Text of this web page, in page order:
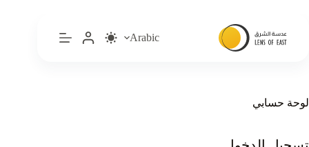
المحتوى
Arabic
لوحة حسابي